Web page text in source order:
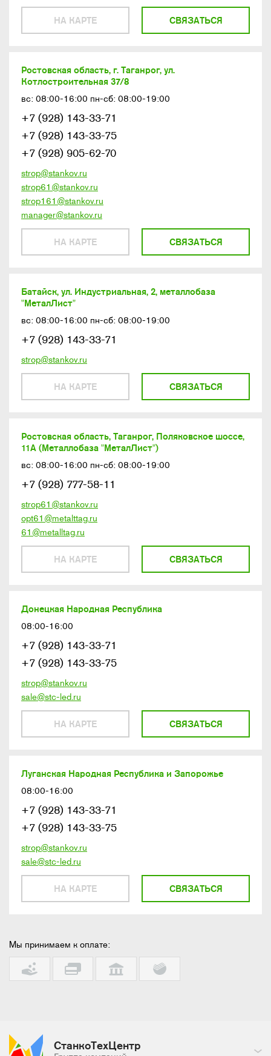
НА КАРТЕ СВЯЗАТЬСЯ
Ростовская область, г. Таганрог, ул.
Котлостроительная 37/8
вс: 08:00-16:00 пн-сб: 08:00-19:00
НА КАРТЕ
+7 (928) 143-33-71
+7 (928) 143-33-75
+7 (928) 905-62-70
strop@stankov.ru
strop61@stankov.ru
strop161@stankov.ru
manager@stankov.ru
СВЯЗАТЬСЯ
Батайск, ул. Индустриальная, 2, металлобаза
"МеталЛист"
вс: 08:00-16:00 пн-сб: 08:00-19:00
НА КАРТЕ
+7 (928) 143-33-71
strop@stankov.ru
СВЯЗАТЬСЯ
Ростовская область, Таганрог, Поляковское шоссе,
11А (Металлобаза "МеталЛист")
вс: 08:00-16:00 пн-сб: 08:00-19:00
НА КАРТЕ
+7 (928) 777-58-11
strop61@stankov.ru
opt61@metalttag.ru
61@metalltag.ru
СВЯЗАТЬСЯ
Донецкая Народная Республика
08:00-16:00
НА КАРТЕ
+7 (928) 143-33-71
+7 (928) 143-33-75
strop@stankov.ru
sale@stc-led.ru
СВЯЗАТЬСЯ
Луганская Народная Республика и Запорожье
08:00-16:00
НА КАРТЕ
+7 (928) 143-33-71
+7 (928) 143-33-75
strop@stankov.ru
sale@stc-led.ru
СВЯЗАТЬСЯ
Мы принимаем к оплате:
СтанкоТехЦентр